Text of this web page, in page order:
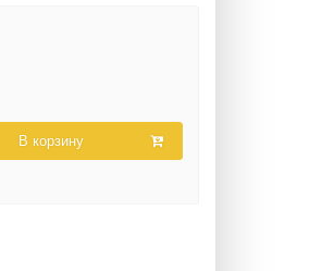
В корзину